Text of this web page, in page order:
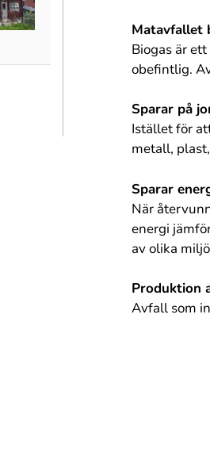
Matavfallet
Biogas är
obefintlig.
Sparar på
Istället för
metall,
Sparar
När
energi
av olika
Produktion
Avfall som